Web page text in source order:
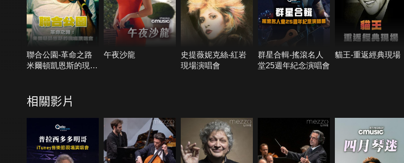
聯合公園-革命之路
米爾頓凱恩斯的現場
午夜沙龍
史提薇妮克絲-紅岩
現場演唱會
群星合輯-搖滾名人
堂25週年紀念演唱會
貓王-重返經典現場
相關影片